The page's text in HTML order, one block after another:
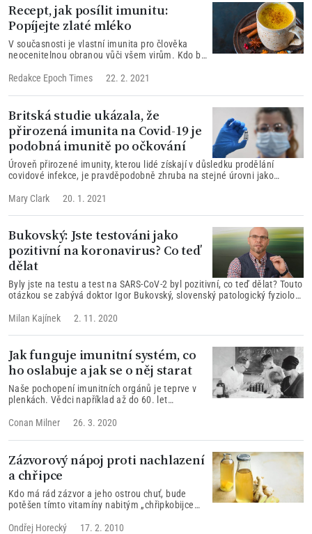
Recept, jak posílit imunitu:
Popíjejte zlaté mléko
V současnosti je vlastní imunita pro člověka
neocenitelnou obranou vůči všem virům. Kdo by
„zlaté mléko“ a popíjet. Tuto variantu nápoje
Redakce Epoch Times 22. 2. 2021
Britská studie ukázala, že
přirozená imunita na Covid-19 je
podobná imunitě po očkování
Úroveň přirozené imunity, kterou lidé získají v důsledku prodělání
covidové infekce, je pravděpodobně zhruba na stejné úrovni jako
vydané studii. Anglický zdravotní úřad Public Health England (PHE) 14.
Mary Clark 20. 1. 2021
Bukovský: Jste testováni jako
pozitivní na koronavirus? Co teď
dělat
Byly jste na testu a test na SARS-CoV-2 byl pozitivní, co teď dělat? Touto
otázkou se zabývá doktor Igor Bukovský, slovenský patologický fyziolog,
reaguje na současné události a sdílí zkušenosti z oblasti zdraví,
Milan Kajínek 2. 11. 2020
Jak funguje imunitní systém, co
ho oslabuje a jak se o něj starat
Naše pochopení imunitních orgánů je teprve v
plenkách. Vědci například až do 60. let
Teprve nedávné výzkumy objevily, k čemu jsou
ústy a nosem.
Conan Milner 26. 3. 2020
Zázvorový nápoj proti nachlazení
a chřipce
Kdo má rád zázvor a jeho ostrou chuť, bude
potěšen tímto vitamíny nabitým „chřipkobijcem",
nápojem.
Ondřej Horecký 17. 2. 2010